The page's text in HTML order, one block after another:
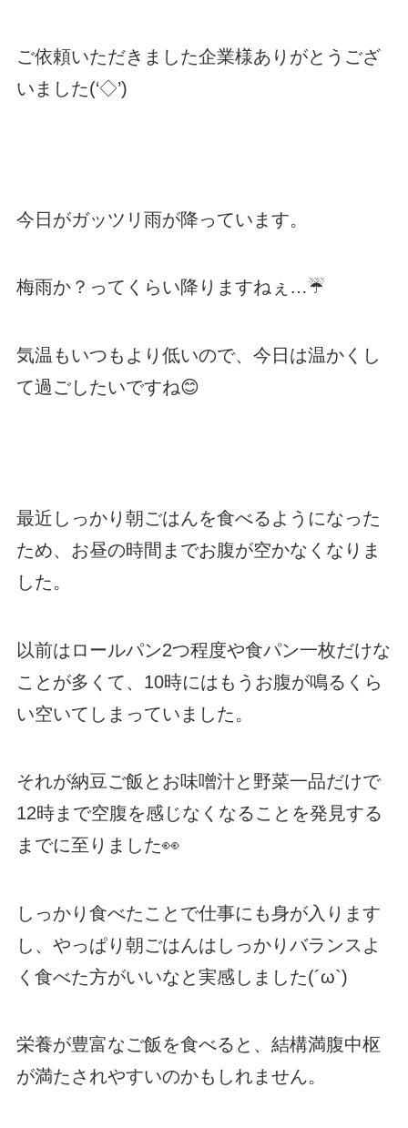
ご依頼いただきました企業様ありがとうござ
いました(‘◇’)ゞ
今日がガッツリ雨が降っています。
梅雨か？ってくらい降りますねぇ…☔
気温もいつもより低いので、今日は温かくし
て過ごしたいですね😊
最近しっかり朝ごはんを食べるようになった
ため、お昼の時間までお腹が空かなくなりま
した。
以前はロールパン2つ程度や食パン一枚だけな
ことが多くて、10時にはもうお腹が鳴るくら
い空いてしまっていました。
それが納豆ご飯とお味噌汁と野菜一品だけで
12時まで空腹を感じなくなることを発見する
までに至りました👀
しっかり食べたことで仕事にも身が入ります
し、やっぱり朝ごはんはしっかりバランスよ
く食べた方がいいなと実感しました(´ω`)
栄養が豊富なご飯を食べると、結構満腹中枢
が満たされやすいのかもしれません。